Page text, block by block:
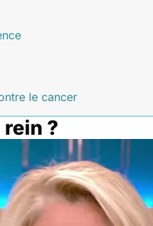
le cancer
?